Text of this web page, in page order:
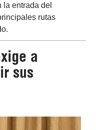
la entrada del
rutas
a
sus